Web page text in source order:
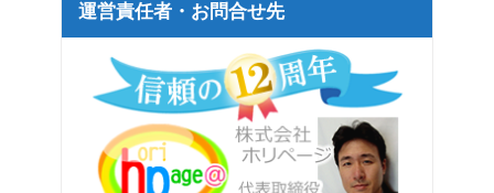
運営責任者・お問合せ先